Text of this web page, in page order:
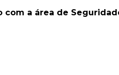
a área de